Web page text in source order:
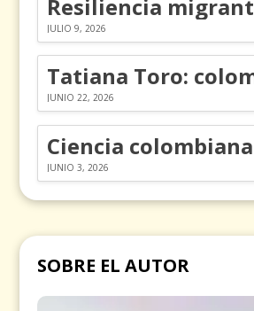
JULIO 9, 2026
JUNIO 22, 2026
JUNIO 3, 2026
SOBRE EL AUTOR